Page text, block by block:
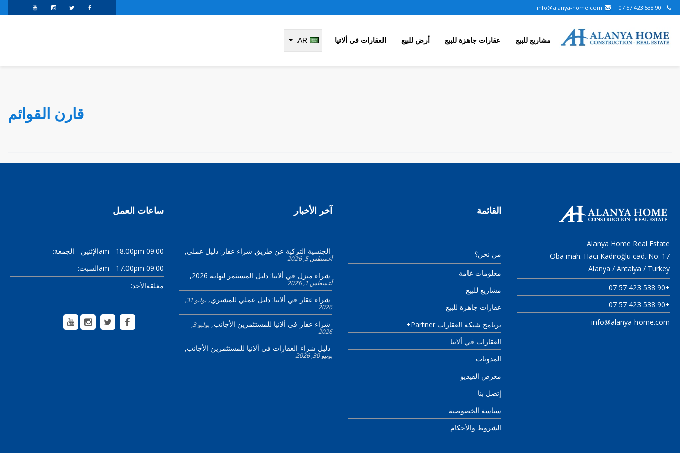
+90 538 423 57 07
AR مشاريع للبيع عقارات جاهزة للبيع أرض للبيع العقارات في ألانيا
قارن القوائم
Alanya Home Real Estate
Oba mah. Hacı Kadiroğlu cad. No: 17
Alanya / Antalya / Turkey
+90 538 423 57 07
+90 538 423 57 07
info@alanya-home.com
القائمة
من نحن؟
معلومات عامة
مشاريع للبيع
عقارات جاهزة للبيع
برنامج شبكة العقارات Partner+
العقارات في ألانيا
المدونات
معرض الفيديو
إتصل بنا
سياسة الخصوصية
الشروط والأحكام
آخر الأخبار
الجنسية التركية عن طريق شراء عقار: دليل عملي
أغسطس 5, 2026
شراء منزل في ألانيا: دليل المستثمر لنهاية 2026
أغسطس 1, 2026
شراء عقار في ألانيا: دليل عملي للمشتري
يوليو 31,
2026
شراء عقار في ألانيا للمستثمرين الأجانب
يوليو 3,
2026
دليل شراء العقارات في ألانيا للمستثمرين الأجانب
يونيو 30, 2026
ساعات العمل
الإثنين - الجمعة:
09.00 am - 18.00pm
السبت:
09.00 am - 17.00pm
الأحد:مغلقة